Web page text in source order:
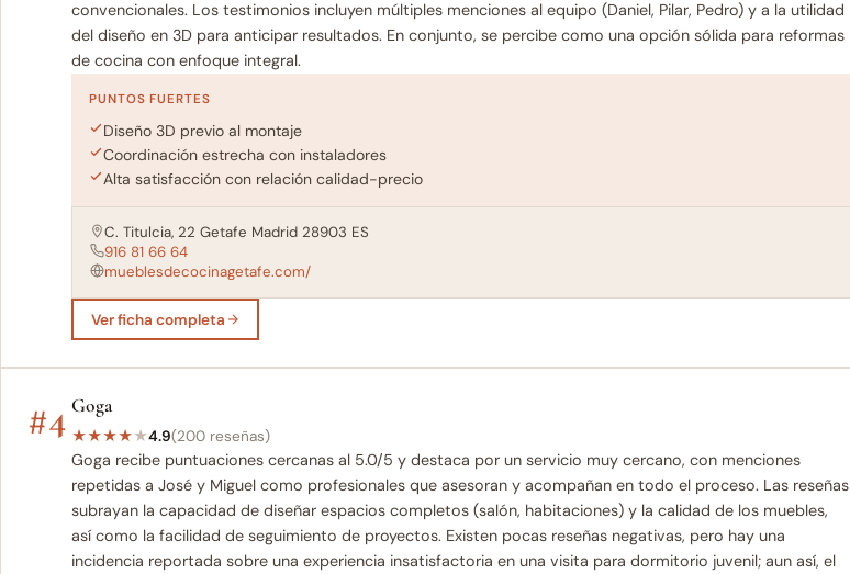
convencionales. Los testimonios incluyen múltiples menciones al equipo (Daniel, Pilar, Pedro) y a la utilidad
del diseño en 3D para anticipar resultados. En conjunto, se percibe como una opción sólida para reformas
de cocina con enfoque integral.
PUNTOS FUERTES
Diseño 3D previo al montaje
Coordinación estrecha con instaladores
Alta satisfacción con relación calidad-precio
C. Titulcia, 22 Getafe Madrid 28903 ES
916 81 66 64
mueblesdecocinagetafe.com/
Ver ficha completa
#4 Goga
★★★★★4.9(200 reseñas)
Goga recibe puntuaciones cercanas al 5.0/5 y destaca por un servicio muy cercano, con menciones
repetidas a José y Miguel como profesionales que asesoran y acompañan en todo el proceso. Las reseñas
subrayan la capacidad de diseñar espacios completos (salón, habitaciones) y la calidad de los muebles,
así como la facilidad de seguimiento de proyectos. Existen pocas reseñas negativas, pero hay una
incidencia reportada sobre una experiencia insatisfactoria en una visita para dormitorio juvenil; aun así, el